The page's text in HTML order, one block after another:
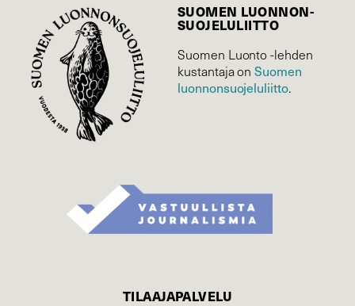
SUOMEN LUONNON­
SUOJELU­LIITTO
Suomen Luonto -lehden
kustantaja onSuomen
luonnonsuojelu­liitto.
TILAAJAPALVELU